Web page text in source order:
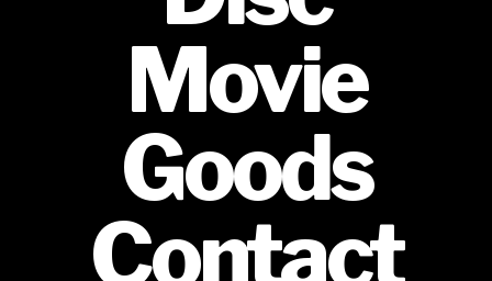
Movie
Goods
Contact